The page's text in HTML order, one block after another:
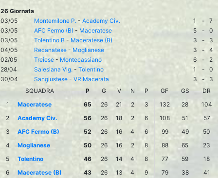
26 Giornata
03/05
Montemilone P. - Academy Civ. 1 -
7
03/05
AFC Fermo (B) - Maceratese 5 -
0
03/05
Tolentino B - Maceratese (B) 3 -
3
04/05
Recanatese - Moglianese 3 -
4
02/05
Treiese - Montecassiano 6 -
2
28/04
Salesiana Vig. - Tolentino 1 -
0
30/04
Sangiustese - VR Macerata 3 -
3
SQUADRA
P G V N P GF GS
DR
1
Maceratese 65 26 21 2 3 132 28
104
2
Academy Civ. 56 26 18 2 6 108 51
57
3
AFC Fermo (B) 52 26 16 4 6 99 49
50
4
Moglianese 50 26 16 2 8 88 65
23
5
Tolentino 46 26 14 4 8 77 59
18
6
Maceratese (B) 43 26 13 4 9 79 38
41